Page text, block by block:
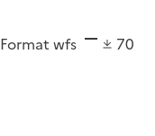
Format wfs
70